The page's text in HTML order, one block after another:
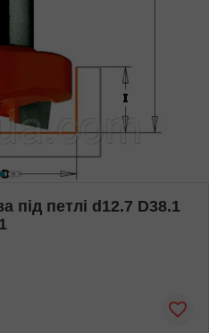
під петлі d12.7 D38.1